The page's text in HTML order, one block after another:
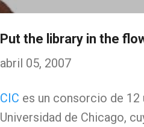
Put the library in the
abril 05, 2007
CIC es un consorcio de 12
Universidad de Chicago,